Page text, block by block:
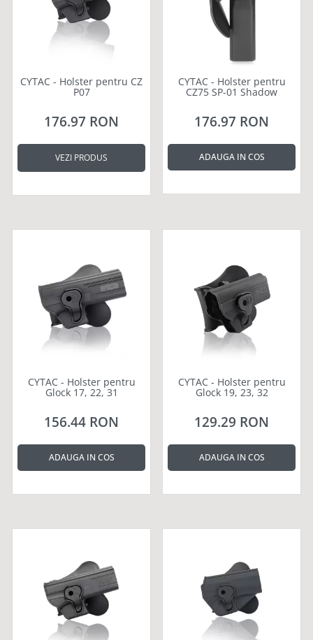
CYTAC - Holster pentru CZ
P07
176.97 RON
VEZI PRODUS
CYTAC - Holster pentru
CZ75 SP-01 Shadow
176.97 RON
ADAUGA IN COS
CYTAC - Holster pentru
Glock 17, 22, 31
156.44 RON
ADAUGA IN COS
CYTAC - Holster pentru
Glock 19, 23, 32
129.29 RON
ADAUGA IN COS